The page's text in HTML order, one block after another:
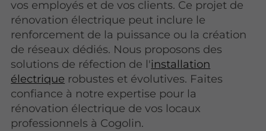
vos employés et de vos clients. Ce projet de
rénovation électrique peut inclure le
renforcement de la puissance ou la création
de réseaux dédiés. Nous proposons des
solutions de réfection de l'installation
électrique robustes et évolutives. Faites
confiance à notre expertise pour la
rénovation électrique de vos locaux
professionnels à Cogolin.